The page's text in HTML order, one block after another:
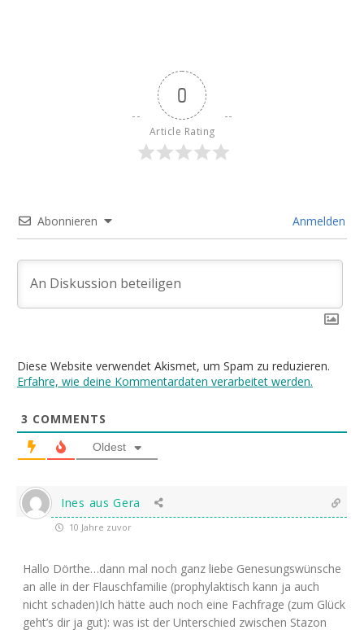
0
Article Rating
Abonnieren Anmelden
Diese Website verwendet Akismet, um Spam zu reduzieren.
Erfahre, wie deine Kommentardaten verarbeitet werden.
3 COMMENTS
Oldest
Ines aus Gera
10 Jahre zuvor
Hallo Dörthe…dann mal noch ganz liebe Genesungswünsche
an alle in der Flauschfamilie (prophylaktisch kann ja auch
nicht schaden)Ich hätte auch noch eine Fachfrage (zum Glück
geht’s dir ja gut): was ist der Unterschied zwischen Stazon